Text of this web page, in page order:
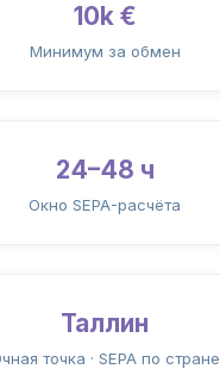
10k €
Минимум за обмен
24–48 ч
Окно SEPA-расчёта
Таллин
точка · SEPA по стране